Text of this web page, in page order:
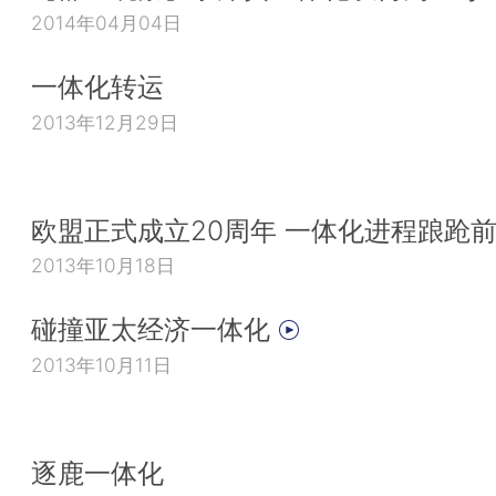
2014年04月04日
一体化转运
2013年12月29日
欧盟正式成立20周年 一体化进程踉跄
2013年10月18日
碰撞亚太经济一体化
2013年10月11日
逐鹿一体化